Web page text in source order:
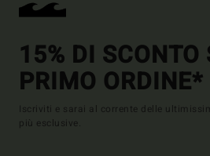
15% DI SCONTO
PRIMO ORDINE*
Iscriviti e sarai al corrente delle
più esclusive.